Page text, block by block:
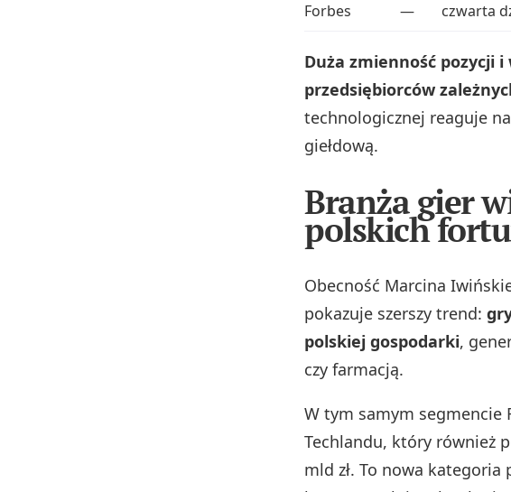
Forbes
— czwarta
Duża zmienność pozycji
przedsiębiorców
technologicznej reaguje
giełdową.
Branża gier
polskich
Obecność Marcina
pokazuje szerszy trend:
polskiej gospodarki,
czy farmacją.
W tym samym segmencie
Techlandu, który również
mld zł. To nowa